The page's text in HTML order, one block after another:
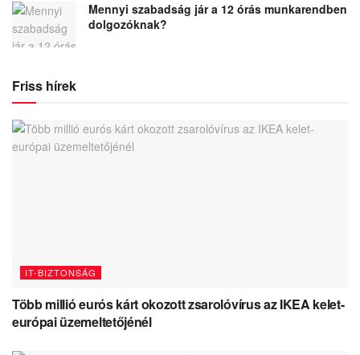
Mennyi szabadság jár a 12 órás munkarendben
dolgozóknak?
Friss hírek
IT-BIZTONSÁG
Több millió eurós kárt okozott zsarolóvírus az IKEA kelet-
európai üzemeltetőjénél